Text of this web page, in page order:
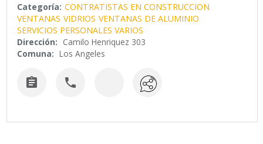
Categoría: CONTRATISTAS EN CONSTRUCCION
VENTANAS VIDRIOS VENTANAS DE ALUMINIO
SERVICIOS PERSONALES VARIOS
Dirección: Camilo Henriquez 303
Comuna: Los Angeles
 